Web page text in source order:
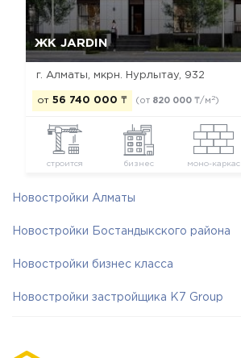
ЖК JARDIN
г. Алматы, мкрн. Нурлытау, 932
от 56 740 000 ₸ (от 820 000 ₸/м 2)
строится бизнес моно-каркас
Да, удалить Отмена
Новостройки Алматы
Новостройки Бостандыкского района
Новостройки бизнес класса
Новостройки застройщика K7 Group